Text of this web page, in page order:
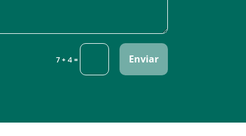
7 + 4= Enviar